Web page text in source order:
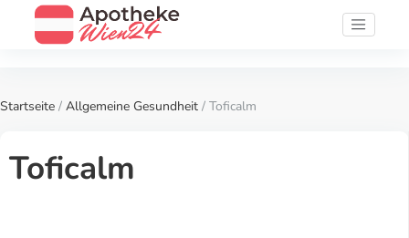
Startseite / Allgemeine Gesundheit / Toficalm
Toficalm